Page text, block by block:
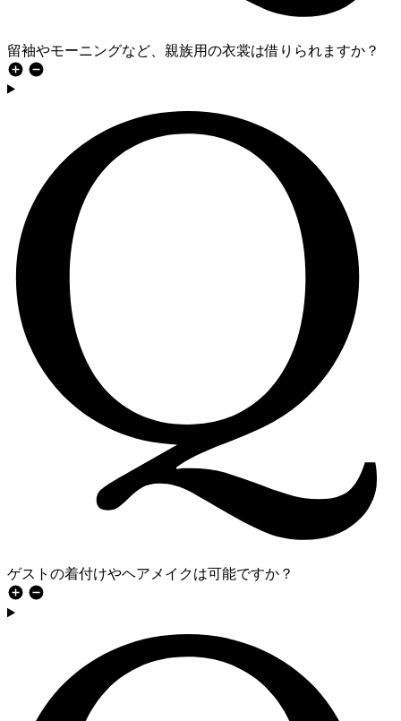
留袖やモーニングなど、親族用の衣裳は借りられますか？
ゲストの着付けやヘアメイクは可能ですか？